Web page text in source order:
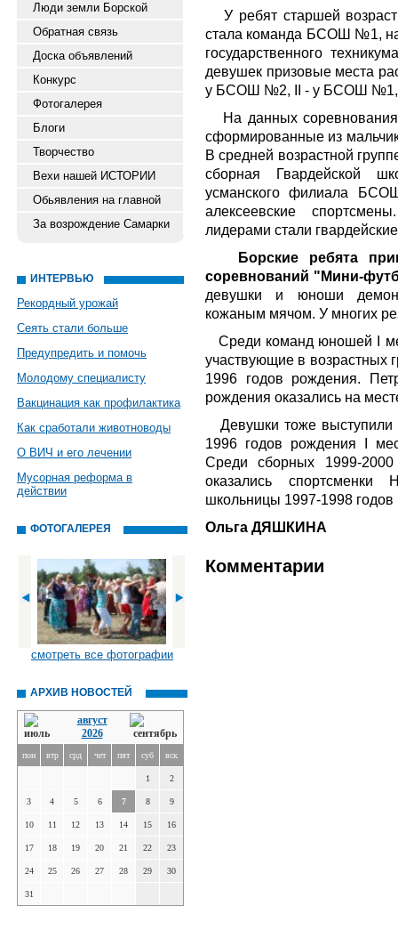
Люди земли Борской
Обратная связь
Доска объявлений
Конкурс
Фотогалерея
Блоги
Творчество
Вехи нашей ИСТОРИИ
Обьявления на главной
За возрождение Самарки
ИНТЕРВЬЮ
Рекордный урожай
Сеять стали больше
Предупредить и помочь
Молодому специалисту
Вакцинация как профилактика
Как сработали животноводы
О ВИЧ и его лечении
Мусорная реформа в
действии
ФОТОГАЛЕРЕЯ
смотреть все фотографии
АРХИВ НОВОСТЕЙ
август
2026
пон втр срд чет пят суб вск
1 2
3 4 5 6 7 8 9
10 11 12 13 14 15 16
17 18 19 20 21 22 23
24 25 26 27 28 29 30
31
У ребят старшей
стала команда БСОШ №1, на
государственного
девушек призовые места
у БСОШ №2, II - у БСОШ №1,
На данных
сформированные из
В средней возрастной
сборная Гвардейской
усманского филиала
алексеевские
лидерами стали
Борские ребята
соревнований "Мини-
девушки и юноши
кожаным мячом. У многих
Среди команд юношей I
участвующие в возрастных
1996 годов рождения.
рождения оказались на
Девушки тоже выступили
1996 годов рождения I
Среди сборных 1999-
оказались
школьницы 1997-1998 годов
Ольга ДЯШКИНА
Комментарии